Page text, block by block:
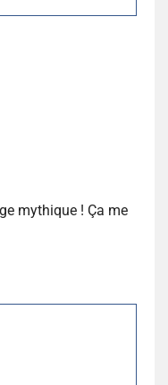
mythique ! Ça me